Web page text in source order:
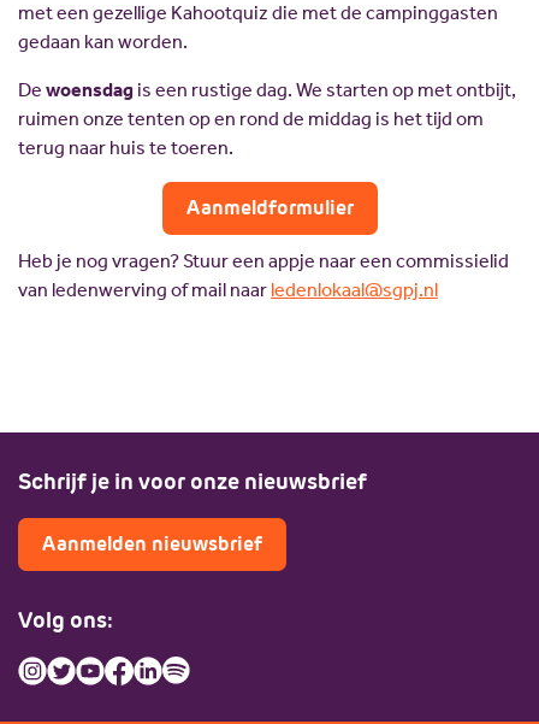
met een gezellige Kahootquiz die met de campinggasten
gedaan kan worden.
De woensdag is een rustige dag. We starten op met ontbijt,
ruimen onze tenten op en rond de middag is het tijd om
terug naar huis te toeren.
Aanmeldformulier
Heb je nog vragen? Stuur een appje naar een commissielid
van ledenwerving of mail naar ledenlokaal@sgpj.nl
Schrijf je in voor onze nieuwsbrief
Aanmelden nieuwsbrief
Volg ons: